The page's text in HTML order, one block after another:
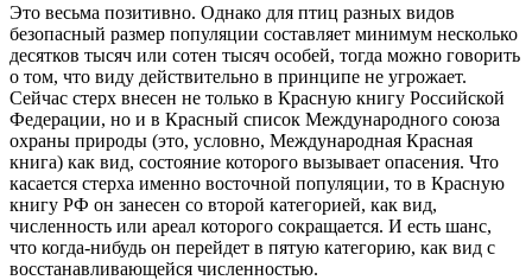
Это весьма позитивно. Однако для птиц разных видов
безопасный размер популяции составляет минимум несколько
десятков тысяч или сотен тысяч особей, тогда можно говорить
о том, что виду действительно в принципе не угрожает.
Сейчас стерх внесен не только в Красную книгу Российской
Федерации, но и в Красный список Международного союза
охраны природы (это, условно, Международная Красная
книга) как вид, состояние которого вызывает опасения. Что
касается стерха именно восточной популяции, то в Красную
книгу РФ он занесен со второй категорией, как вид,
численность или ареал которого сокращается. И есть шанс,
что когда-нибудь он перейдет в пятую категорию, как вид с
восстанавливающейся численностью.